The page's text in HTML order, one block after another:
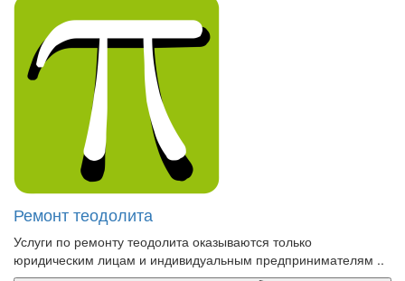
Ремонт теодолита
Услуги по ремонту теодолита оказываются только
юридическим лицам и индивидуальным предпринимателям ..